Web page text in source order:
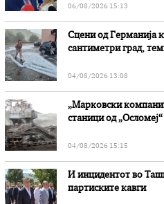
06/08/2026 15:13
Сцени од Германија
сантиметри град,
04/08/2026 13:08
„Марковски
станици од
04/08/2026 15:15
И инцидентот во
партиските кавги